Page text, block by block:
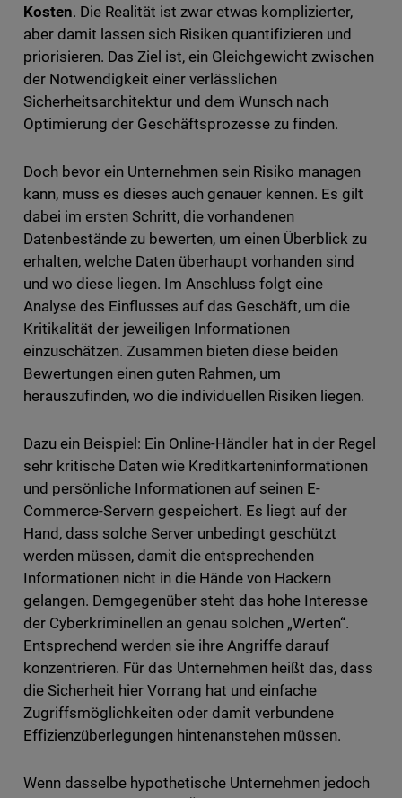
Kosten. Die Realität ist zwar etwas komplizierter,
aber damit lassen sich Risiken quantifizieren und
priorisieren. Das Ziel ist, ein Gleichgewicht zwischen
der Notwendigkeit einer verlässlichen
Sicherheitsarchitektur und dem Wunsch nach
Optimierung der Geschäftsprozesse zu finden.
Doch bevor ein Unternehmen sein Risiko managen
kann, muss es dieses auch genauer kennen. Es gilt
dabei im ersten Schritt, die vorhandenen
Datenbestände zu bewerten, um einen Überblick zu
erhalten, welche Daten überhaupt vorhanden sind
und wo diese liegen. Im Anschluss folgt eine
Analyse des Einflusses auf das Geschäft, um die
Kritikalität der jeweiligen Informationen
einzuschätzen. Zusammen bieten diese beiden
Bewertungen einen guten Rahmen, um
herauszufinden, wo die individuellen Risiken liegen.
Dazu ein Beispiel: Ein Online-Händler hat in der Regel
sehr kritische Daten wie Kreditkarteninformationen
und persönliche Informationen auf seinen E-
Commerce-Servern gespeichert. Es liegt auf der
Hand, dass solche Server unbedingt geschützt
werden müssen, damit die entsprechenden
Informationen nicht in die Hände von Hackern
gelangen. Demgegenüber steht das hohe Interesse
der Cyberkriminellen an genau solchen „Werten“.
Entsprechend werden sie ihre Angriffe darauf
konzentrieren. Für das Unternehmen heißt das, dass
die Sicherheit hier Vorrang hat und einfache
Zugriffsmöglichkeiten oder damit verbundene
Effizienzüberlegungen hintenanstehen müssen.
Wenn dasselbe hypothetische Unternehmen jedoch